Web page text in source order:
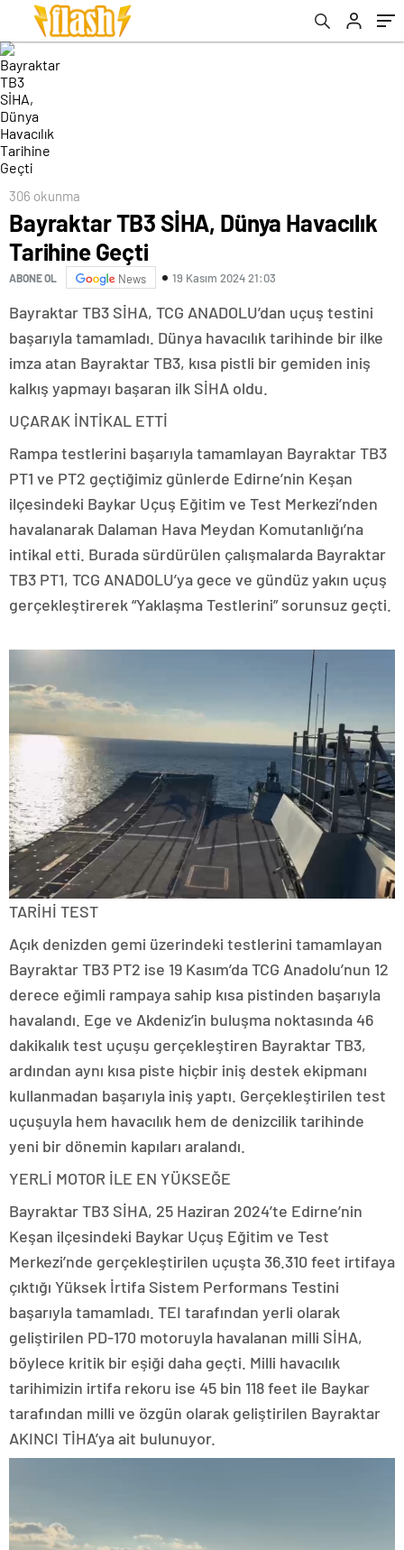
306 okunma
Bayraktar TB3 SİHA, Dünya Havacılık
Tarihine Geçti
ABONE OL News 19 Kasım 2024 21:03
Bayraktar TB3 SİHA, TCG ANADOLU’dan uçuş testini
başarıyla tamamladı. Dünya havacılık tarihinde bir ilke
imza atan Bayraktar TB3, kısa pistli bir gemiden iniş
kalkış yapmayı başaran ilk SİHA oldu.
UÇARAK İNTİKAL ETTİ
Rampa testlerini başarıyla tamamlayan Bayraktar TB3
PT1 ve PT2 geçtiğimiz günlerde Edirne’nin Keşan
ilçesindeki Baykar Uçuş Eğitim ve Test Merkezi’nden
havalanarak Dalaman Hava Meydan Komutanlığı’na
intikal etti. Burada sürdürülen çalışmalarda Bayraktar
TB3 PT1, TCG ANADOLU’ya gece ve gündüz yakın uçuş
gerçekleştirerek “Yaklaşma Testlerini” sorunsuz geçti.
TARİHİ TEST
Açık denizden gemi üzerindeki testlerini tamamlayan
Bayraktar TB3 PT2 ise 19 Kasım’da TCG Anadolu’nun 12
derece eğimli rampaya sahip kısa pistinden başarıyla
havalandı. Ege ve Akdeniz’in buluşma noktasında 46
dakikalık test uçuşu gerçekleştiren Bayraktar TB3,
ardından aynı kısa piste hiçbir iniş destek ekipmanı
kullanmadan başarıyla iniş yaptı. Gerçekleştirilen test
uçuşuyla hem havacılık hem de denizcilik tarihinde
yeni bir dönemin kapıları aralandı.
YERLİ MOTOR İLE EN YÜKSEĞE
Bayraktar TB3 SİHA, 25 Haziran 2024’te Edirne’nin
Keşan ilçesindeki Baykar Uçuş Eğitim ve Test
Merkezi’nde gerçekleştirilen uçuşta 36.310 feet irtifaya
çıktığı Yüksek İrtifa Sistem Performans Testini
başarıyla tamamladı. TEI tarafından yerli olarak
geliştirilen PD-170 motoruyla havalanan milli SİHA,
böylece kritik bir eşiği daha geçti. Milli havacılık
tarihimizin irtifa rekoru ise 45 bin 118 feet ile Baykar
tarafından milli ve özgün olarak geliştirilen Bayraktar
AKINCI TİHA’ya ait bulunuyor.